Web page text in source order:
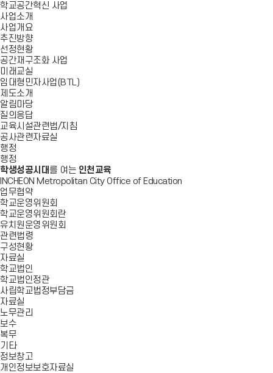
학교공간혁신 사업
사업소개
사업개요
추진방향
선정현황
공간재구조화 사업
미래교실
임대형민자사업(BTL)
제도소개
알림마당
질의응답
교육시설관련법/지침
공사관련자료실
행정
행정
학생성공시대 를 여는 인천교육
INCHEON Metropolitan City Office of Education
업무협약
학교운영위원회
학교운영위원회란
유치원운영위원회
관련법령
구성현황
자료실
학교법인
학교법인정관
사립학교법정부담금
자료실
노무관리
보수
복무
기타
정보창고
개인정보보호자료실